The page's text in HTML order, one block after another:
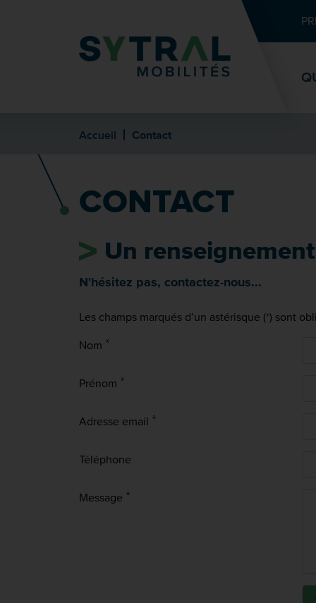
Recherche
Accueil Contact
CONTACT
Un
N'hésitez pas, contactez-nous...
Les champs marqués d’un astérisque (*) sont
Nom
Prénom
Adresse email
Téléphone
Message